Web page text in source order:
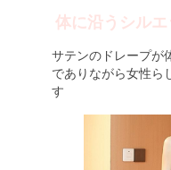
体に沿うシル
サテンのドレープが
でありながら女性ら
す